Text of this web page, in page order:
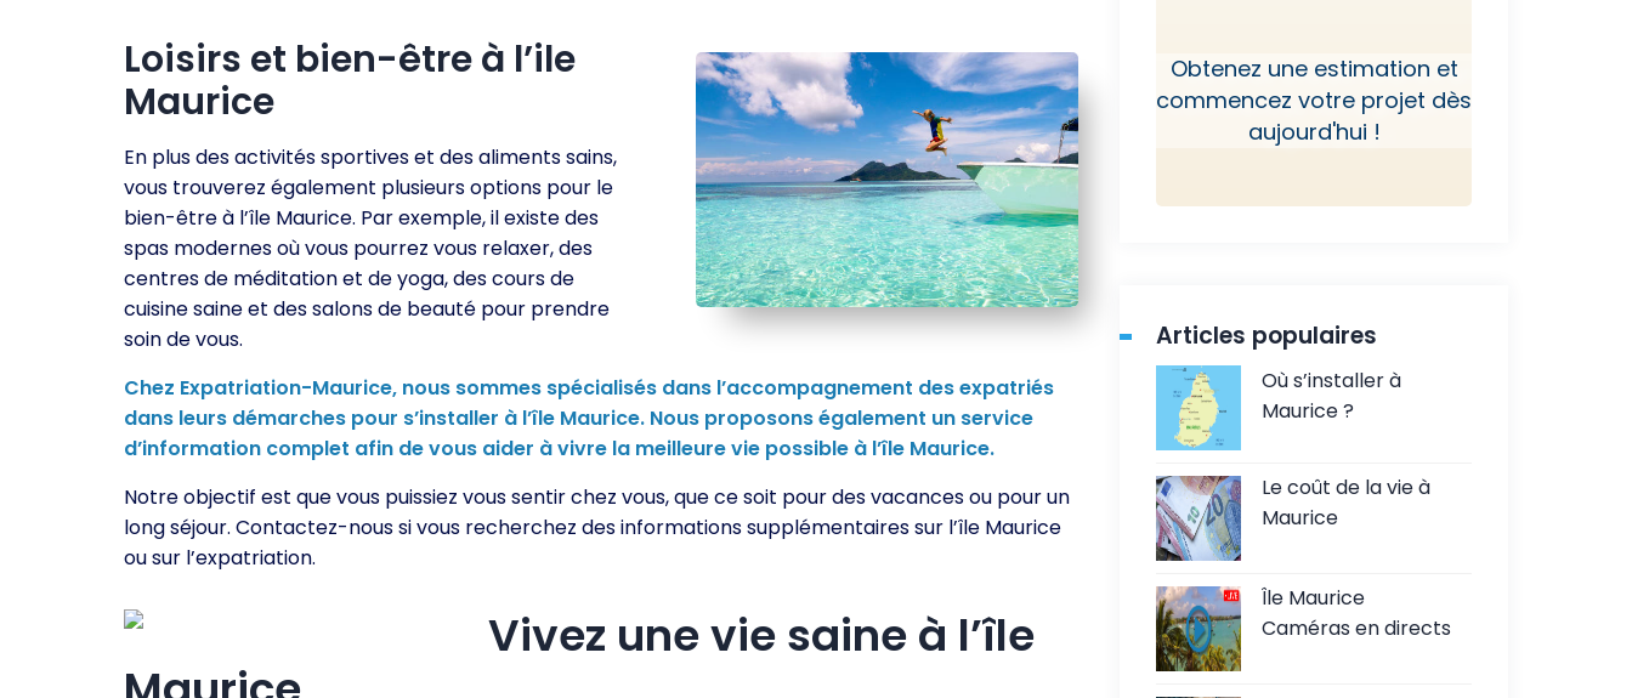
Loisirs et bien-être à l’ile
Maurice
En plus des activités sportives et des aliments sains,
vous trouverez également plusieurs options pour le
bien-être à l’île Maurice. Par exemple, il existe des
spas modernes où vous pourrez vous relaxer, des
centres de méditation et de yoga, des cours de
cuisine saine et des salons de beauté pour prendre
soin de vous.
Chez Expatriation-Maurice, nous sommes spécialisés dans l’accompagnement des expatriés
dans leurs démarches pour s’installer à l’île Maurice. Nous proposons également un service
d’information complet afin de vous aider à vivre la meilleure vie possible à l’île Maurice.
Notre objectif est que vous puissiez vous sentir chez vous, que ce soit pour des vacances ou pour un
long séjour. Contactez-nous si vous recherchez des informations supplémentaires sur l’île Maurice
ou sur l’expatriation.
Vivez une vie saine à l’île
Obtenez une estimation et
commencez votre projet dès
aujourd'hui !
Articles populaires
Où s’installer à
Maurice ?
Le coût de la vie à
Maurice
Île Maurice
Caméras en directs